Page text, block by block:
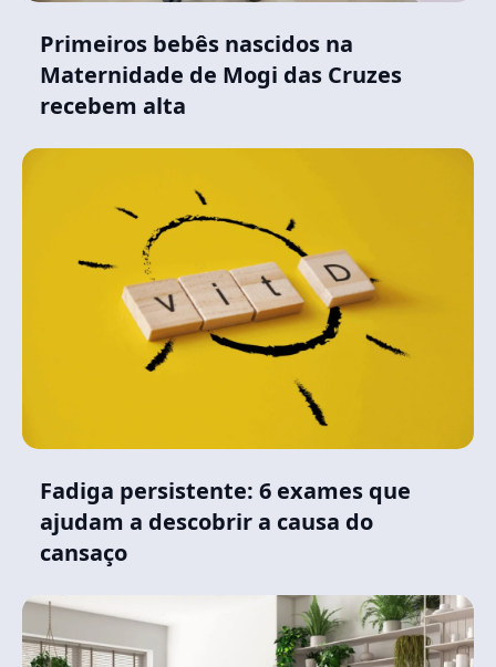
Primeiros bebês nascidos na
Maternidade de Mogi das Cruzes
recebem alta
Fadiga persistente: 6 exames que
ajudam a descobrir a causa do
cansaço